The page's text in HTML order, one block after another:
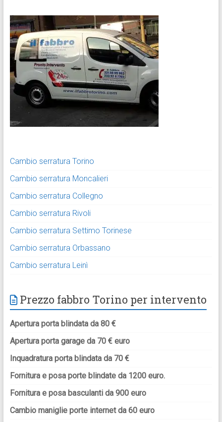
Cambio serratura Torino
Cambio serratura Moncalieri
Cambio serratura Collegno
Cambio serratura Rivoli
Cambio serratura Settimo Torinese
Cambio serratura Orbassano
Cambio serratura Leinì
Prezzo fabbro Torino per intervento
Apertura porta blindata da 80 €
Apertura porta garage da 70 € euro
Inquadratura porta blindata da 70 €
Fornitura e posa porte blindate da 1200 euro.
Fornitura e posa basculanti da 900 euro
Cambio maniglie porte internet da 60 euro